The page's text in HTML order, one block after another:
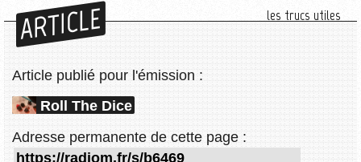
ARTICLE les trucs utiles
Article publié pour l'émission :
Roll The Dice
Adresse permanente de cette page :